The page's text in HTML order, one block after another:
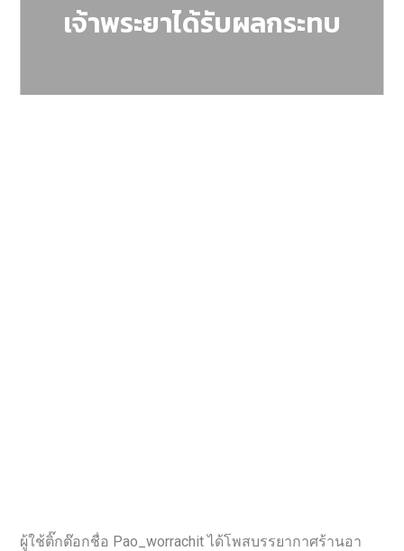
เจ้าพระยาได้รับผลกระทบ
ผู้ใช้ติ๊กต๊อกชื่อ Pao_worrachit ได้โพสบรรยากาศร้านอา